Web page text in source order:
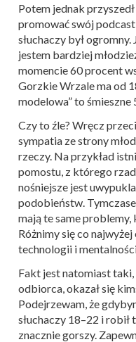
Potem jednak
promować swój
słuchaczy był ogromny.
jestem bardziej
momencie 60 procent
Gorzkie Wrzale ma od
modelowa” to śmieszne
Czy to źle? Wręcz
sympatia ze strony
rzeczy. Na przykład
pomostu, z którego
nośniejsze jest
podobieństw.
mają te same
Różnimy się co
technologii i
Fakt jest natomiast
odbiorca, okazał się
Podejrzewam, że
słuchaczy 18–22 i
znacznie gorszy.